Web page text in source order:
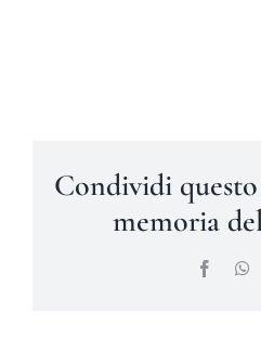
Condividi
memoria